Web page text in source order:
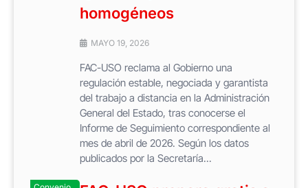
homogéneos
MAYO 19, 2026
FAC-USO reclama al Gobierno una
regulación estable, negociada y garantista
del trabajo a distancia en la Administración
General del Estado, tras conocerse el
Informe de Seguimiento correspondiente al
mes de abril de 2026. Según los datos
publicados por la Secretaría...